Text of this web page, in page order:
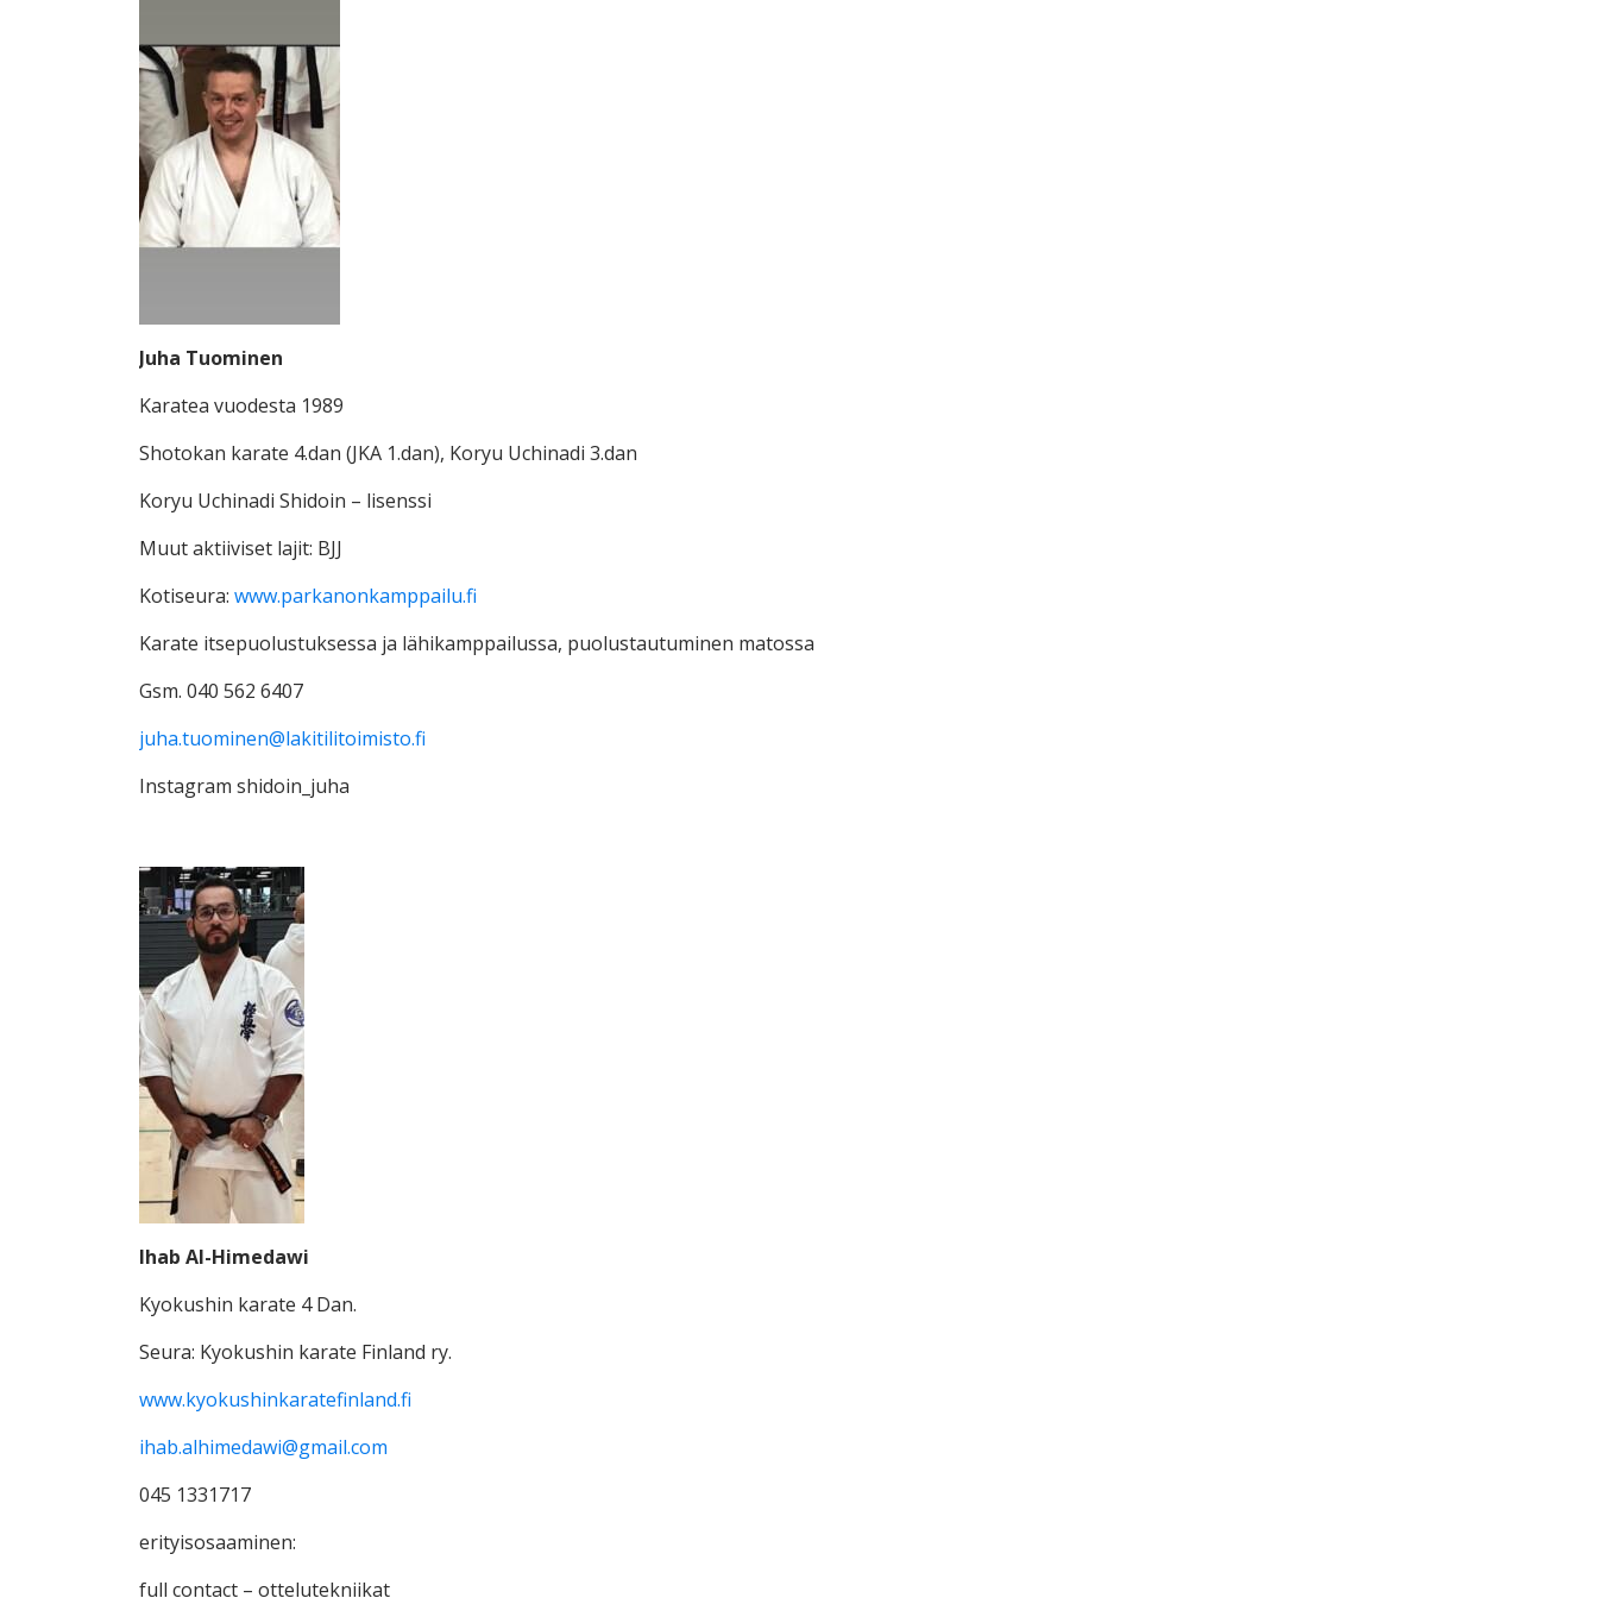
Juha Tuominen
Karatea vuodesta 1989
Shotokan karate 4.dan (JKA 1.dan), Koryu Uchinadi 3.dan
Koryu Uchinadi Shidoin – lisenssi
Muut aktiiviset lajit: BJJ
Kotiseura: www.parkanonkamppailu.fi
Karate itsepuolustuksessa ja lähikamppailussa, puolustautuminen matossa
Gsm. 040 562 6407
juha.tuominen@lakitilitoimisto.fi
Instagram shidoin_juha
Ihab Al-Himedawi
Kyokushin karate 4 Dan.
Seura: Kyokushin karate Finland ry.
www.kyokushinkaratefinland.fi
ihab.alhimedawi@gmail.com
045 1331717
erityisosaaminen:
full contact – ottelutekniikat